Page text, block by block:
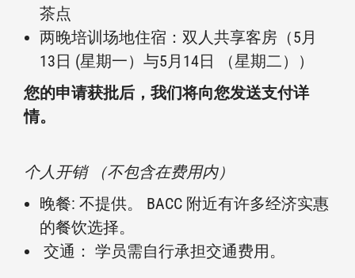
茶点
两晚培训场地住宿：双人共享客房（5月
13日 (星期一）与5月14日 （星期二））
您的申请获批后，我们将向您发送支付详
情。
个人开销 （不包含在费用内）
晚餐: 不提供。 BACC 附近有许多经济实惠
的餐饮选择。
交通： 学员需自行承担交通费用。